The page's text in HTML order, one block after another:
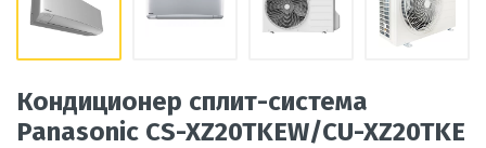
Кондиционер сплит-система
Panasonic CS-XZ20TKEW/CU-XZ20TKE